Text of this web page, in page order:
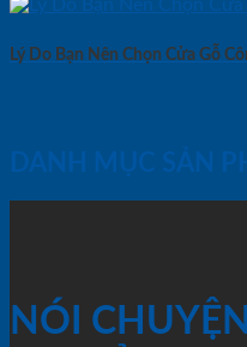
Lý Do Bạn Nên Chọn Cửa Gỗ
DANH MỤC SẢN
NÓI